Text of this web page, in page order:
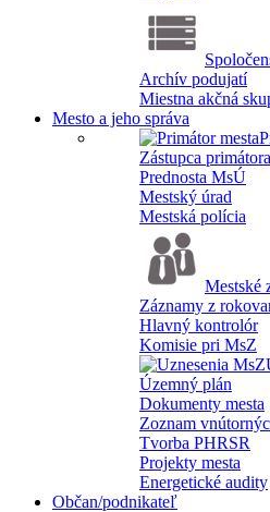
Archív podujatí
Miestna akčná
Mesto a jeho správa
Zástupca primátora
Prednosta MsÚ
Mestský úrad
Mestská polícia
Mestské
Záznamy z
Hlavný kontrolór
Komisie pri MsZ
Územný plán
Dokumenty mesta
Zoznam
Tvorba PHRSR
Projekty mesta
Energetické audity
Občan/podnikateľ